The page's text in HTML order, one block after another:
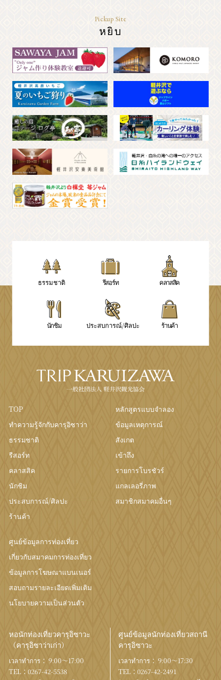
Pickup Site
หยิบ
ธรรมชาติ รีสอร์ท คลาสสิค
นักชิม ประสบการณ์/ศิลปะ ร้านค้า
TOP
ทำความรู้จักกับคารุอิซาว่า
ธรรมชาติ
รีสอร์ท
คลาสสิค
นักชิม
ประสบการณ์/ศิลปะ
ร้านค้า
หลักสูตรแบบจำลอง
ข้อมูลเหตุการณ์
สังเกต
เข้าถึง
รายการโบรชัวร์
แกลเลอรี่ภาพ
สมาชิกสมาคมอื่นๆ
ศูนย์ข้อมูลการท่องเที่ยว
เกี่ยวกับสมาคมการท่องเที่ยว
ข้อมูลการโฆษณาแบนเนอร์
สอบถามรายละเอียดเพิ่มเติม
นโยบายความเป็นส่วนตัว
หอนักท่องเที่ยวคารุอิซาวะ
（คารุอิซาว่าเก่า）
เวลาทำการ： 9:00〜17:00
TEL： 0267-42-5538
ศูนย์ข้อมูลนักท่องเที่ยวสถานี
คารุอิซาวะ
เวลาทำการ： 9:00〜17:30
TEL： 0267-42-2491